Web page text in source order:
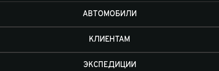
АВТОМОБИЛИ
КЛИЕНТАМ
ЭКСПЕДИЦИИ